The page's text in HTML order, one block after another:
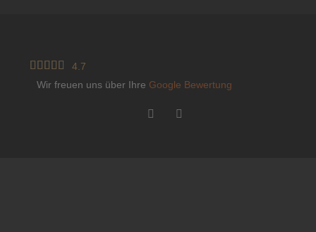
    
4.7
Wir freuen uns über Ihre Google Bewertung